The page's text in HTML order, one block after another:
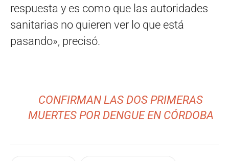
respuesta y es como que las autoridades
sanitarias no quieren ver lo que está
pasando», precisó.
CONFIRMAN LAS DOS PRIMERAS
MUERTES POR DENGUE EN CÓRDOBA